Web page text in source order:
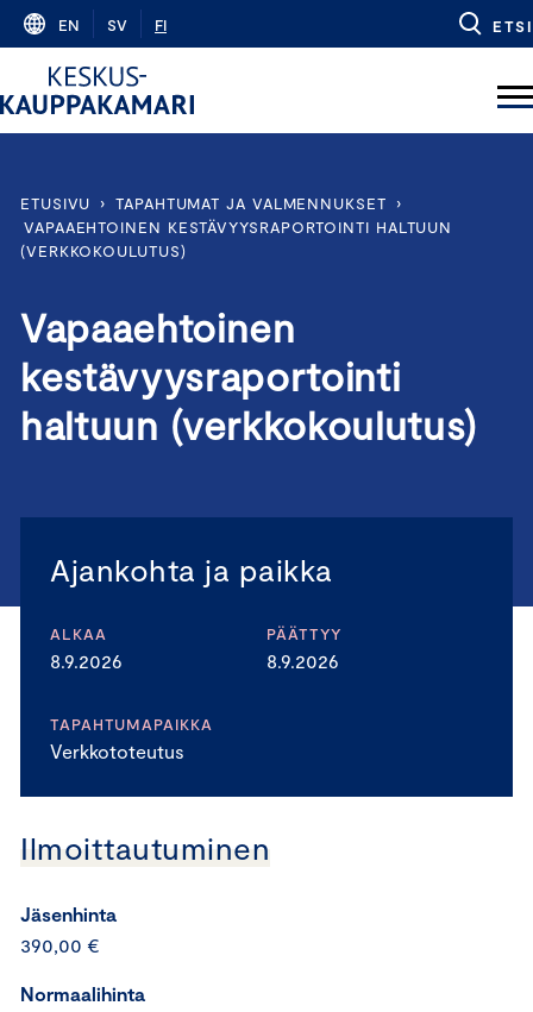
Skip
content
EN SV FI ETSI
ETUSIVU › TAPAHTUMAT JA VALMENNUKSET
›
VAPAAEHTOINEN KESTÄVYYSRAPORTOINTI HALTUUN
(VERKKOKOULUTUS)
Vapaaehtoinen
kestävyysraportointi
haltuun (verkkokoulutus)
Ajankohta ja paikka
ALKAA
8.9.2026
PÄÄTTYY
8.9.2026
TAPAHTUMAPAIKKA
Verkkototeutus
Ilmoittautuminen
Jäsenhinta
390,00 €
Normaalihinta